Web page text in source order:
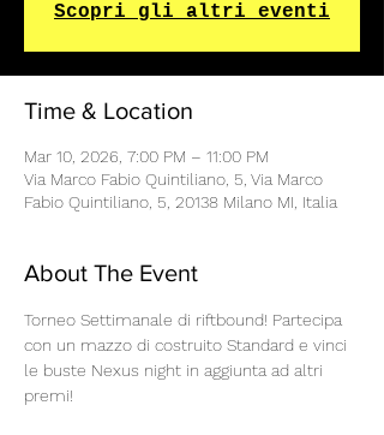
Scopri gli altri eventi
Time & Location
Mar 10, 2026, 7:00 PM – 11:00 PM
Via Marco Fabio Quintiliano, 5, Via Marco
Fabio Quintiliano, 5, 20138 Milano MI, Italia
About The Event
Torneo Settimanale di riftbound! Partecipa
con un mazzo di costruito Standard e vinci
le buste Nexus night in aggiunta ad altri
premi!